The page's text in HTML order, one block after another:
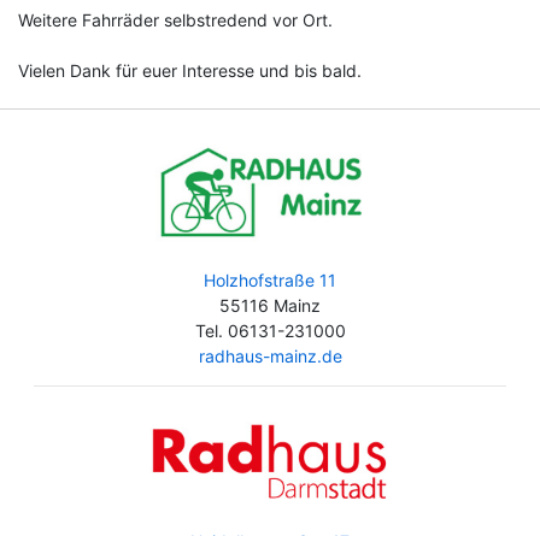
Weitere Fahrräder selbstredend vor Ort.
Vielen Dank für euer Interesse und bis bald.
Holzhofstraße 11
55116 Mainz
Tel. 06131-231000
radhaus-mainz.de